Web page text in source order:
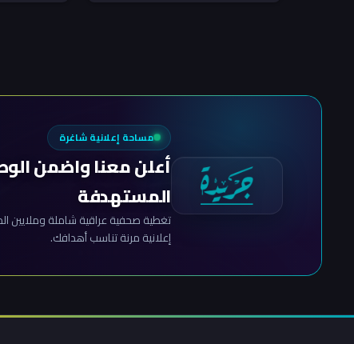
مساحة إعلانية شاغرة
أعلن معنا واضمن
المستهدفة
تغطية صحفية عراقية شاملة وملايين
إعلانية مرنة تناسب أهدافك.